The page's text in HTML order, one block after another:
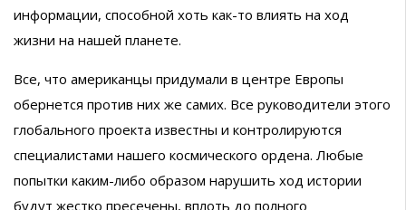
информации, способной хоть как-то влиять на ход
жизни на нашей планете.
Все, что американцы придумали в центре Европы
обернется против них же самих. Все руководители этого
глобального проекта известны и контролируются
специалистами нашего космического ордена. Любые
попытки каким-либо образом нарушить ход истории
будут жестко пресечены, вплоть до полного